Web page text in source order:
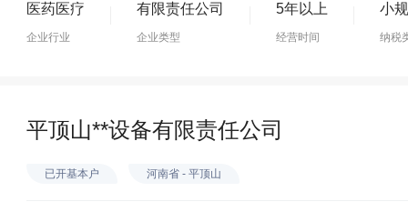
医药医疗
企业行业
有限责任公司
企业类型
5年以上
经营时间
小
纳税
平顶山**设备有限责任公司
已开基本户 河南省 - 平顶山